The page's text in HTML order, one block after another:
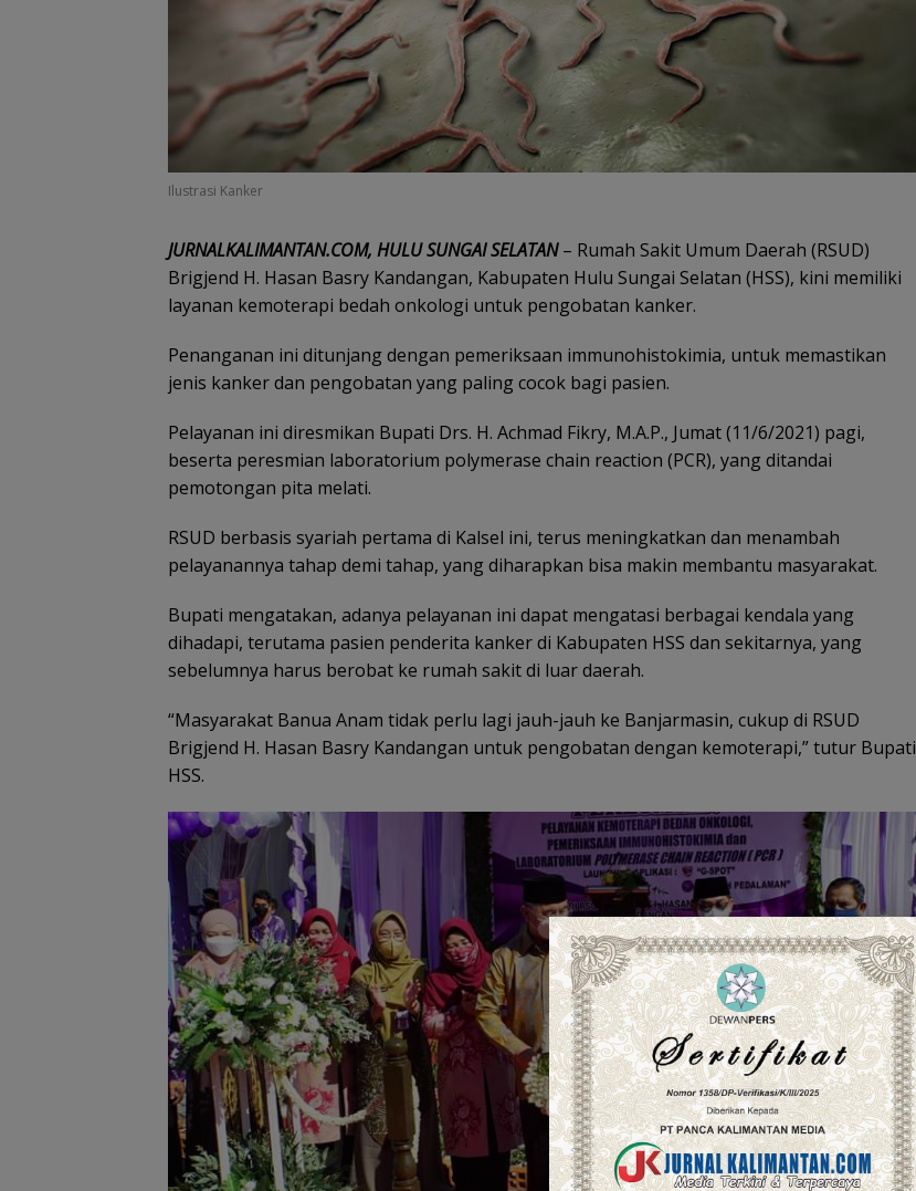
Ilustrasi Kanker
JURNALKALIMANTAN.COM, HULU SUNGAI SELATAN– Rumah Sakit Umum Daerah (RSUD)
Brigjend H. Hasan Basry Kandangan, Kabupaten Hulu Sungai Selatan (HSS), kini memiliki
layanan kemoterapi bedah onkologi untuk pengobatan kanker.
Penanganan ini ditunjang dengan pemeriksaan immunohistokimia, untuk memastikan
jenis kanker dan pengobatan yang paling cocok bagi pasien.
Pelayanan ini diresmikan Bupati Drs. H. Achmad Fikry, M.A.P., Jumat (11/6/2021) pagi,
beserta peresmian laboratorium polymerase chain reaction (PCR), yang ditandai
pemotongan pita melati.
RSUD berbasis syariah pertama di Kalsel ini, terus meningkatkan dan menambah
pelayanannya tahap demi tahap, yang diharapkan bisa makin membantu masyarakat.
Bupati mengatakan, adanya pelayanan ini dapat mengatasi berbagai kendala yang
dihadapi, terutama pasien penderita kanker di Kabupaten HSS dan sekitarnya, yang
sebelumnya harus berobat ke rumah sakit di luar daerah.
“Masyarakat Banua Anam tidak perlu lagi jauh-jauh ke Banjarmasin, cukup di RSUD
Brigjend H. Hasan Basry Kandangan untuk pengobatan dengan kemoterapi,” tutur Bupati
HSS.